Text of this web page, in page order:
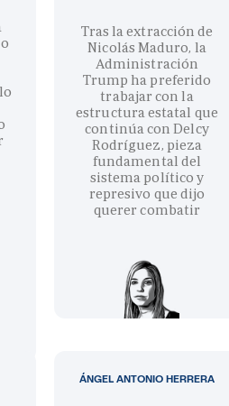
Tras la extracción de
Nicolás Maduro, la
Administración
Trump ha preferido
trabajar con la
estructura estatal que
continúa con Delcy
Rodríguez, pieza
fundamental del
sistema político y
represivo que dijo
querer combatir
ÁNGEL ANTONIO HERRERA